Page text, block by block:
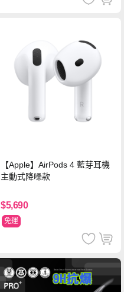
【Apple】AirPods 4 藍芽耳機
主動式降噪款
$5,690
免運